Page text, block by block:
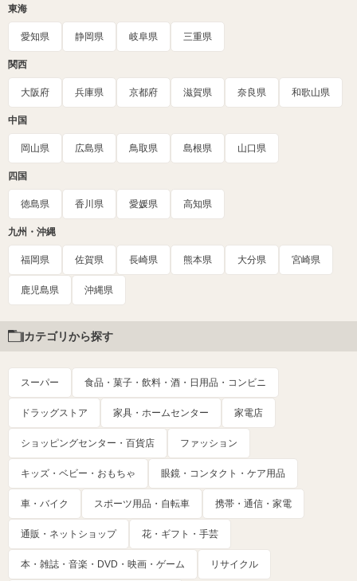
東海
愛知県 静岡県 岐阜県 三重県
関西
大阪府 兵庫県 京都府 滋賀県 奈良県 和歌山県
中国
岡山県 広島県 鳥取県 島根県 山口県
四国
徳島県 香川県 愛媛県 高知県
九州・沖縄
福岡県 佐賀県 長崎県 熊本県 大分県 宮崎県
鹿児島県 沖縄県
カテゴリから探す
スーパー 食品・菓子・飲料・酒・日用品・コンビニ
ドラッグストア 家具・ホームセンター 家電店
ショッピングセンター・百貨店 ファッション
キッズ・ベビー・おもちゃ 眼鏡・コンタクト・ケア用品
車・バイク スポーツ用品・自転車 携帯・通信・家電
通販・ネットショップ 花・ギフト・手芸
本・雑誌・音楽・DVD・映画・ゲーム リサイクル